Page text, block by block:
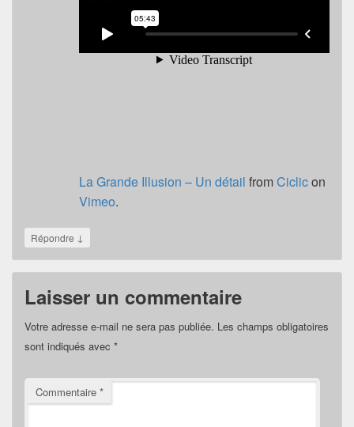
La Grande Illusion – Un détail fromCiclicon
Vimeo.
Répondre ↓
Laisser un commentaire
Votre adresse e-mail ne sera pas publiée. Les champs obligatoires
sont indiqués avec *
Commentaire *